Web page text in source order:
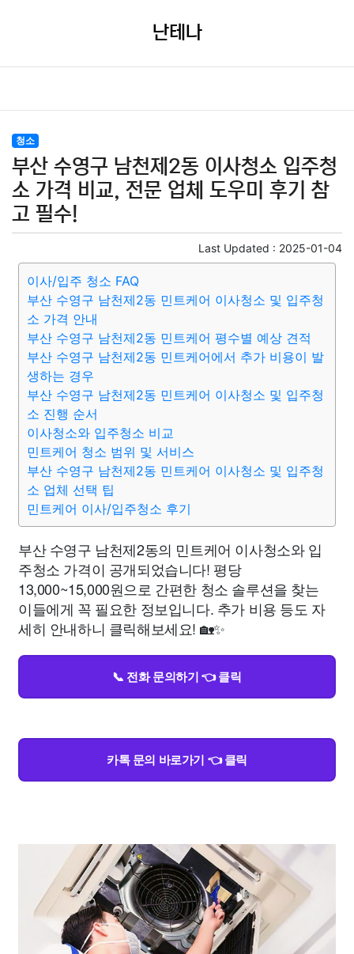
난테나
청소
부산 수영구 남천제2동 이사청소 입주청
소 가격 비교, 전문 업체 도우미 후기 참
고 필수!
Last Updated : 2025-01-04
이사/입주 청소 FAQ
부산 수영구 남천제2동 민트케어 이사청소 및 입주청
소 가격 안내
부산 수영구 남천제2동 민트케어 평수별 예상 견적
부산 수영구 남천제2동 민트케어에서 추가 비용이 발
생하는 경우
부산 수영구 남천제2동 민트케어 이사청소 및 입주청
소 진행 순서
이사청소와 입주청소 비교
민트케어 청소 범위 및 서비스
부산 수영구 남천제2동 민트케어 이사청소 및 입주청
소 업체 선택 팁
민트케어 이사/입주청소 후기
부산 수영구 남천제2동의 민트케어 이사청소와 입
주청소 가격이 공개되었습니다! 평당
13,000~15,000원으로 간편한 청소 솔루션을 찾는
이들에게 꼭 필요한 정보입니다. 추가 비용 등도 자
세히 안내하니 클릭해보세요! 🏡✨
📞 전화 문의하기 👈 클릭
카톡 문의 바로가기 👈 클릭